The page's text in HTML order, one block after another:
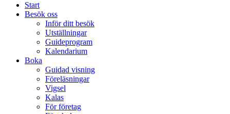
Start
Besök oss
Inför ditt besök
Utställningar
Guideprogram
Kalendarium
Boka
Guidad visning
Föreläsningar
Vigsel
Kalas
För företag